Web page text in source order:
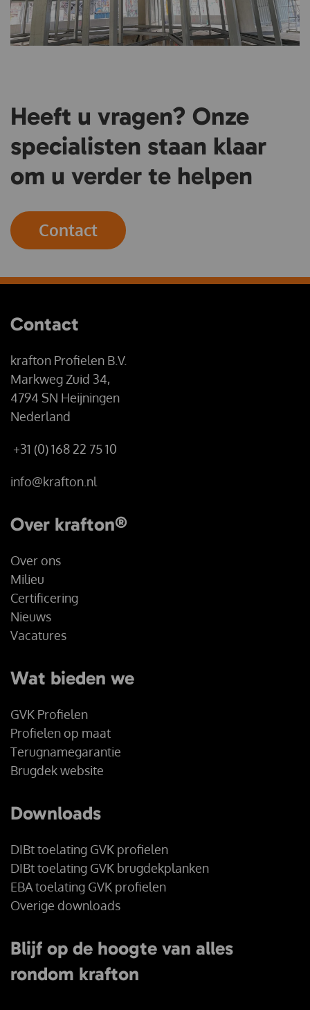
Heeft u vragen? Onze
specialisten staan klaar
om u verder te helpen
Contact
Contact
krafton Profielen B.V.
Markweg Zuid 34,
4794 SN Heijningen
Nederland
+31 (0) 168 22 75 10
info@krafton.nl
Over krafton®
Over ons
Milieu
Certificering
Nieuws
Vacatures
Wat bieden we
GVK Profielen
Profielen op maat
Terugnamegarantie
Brugdek website
Downloads
DIBt toelating GVK profielen
DIBt toelating GVK brugdekplanken
EBA toelating GVK profielen
Overige downloads
Blijf op de hoogte van alles
rondom krafton